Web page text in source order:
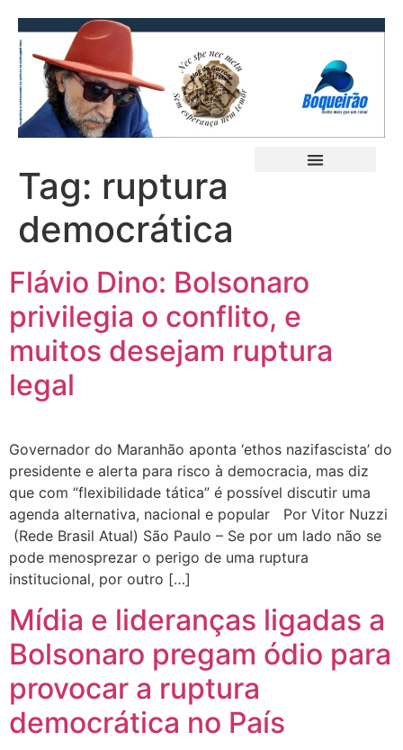
Tag: ruptura
democrática
Flávio Dino: Bolsonaro
privilegia o conflito, e
muitos desejam ruptura
legal
Governador do Maranhão aponta ‘ethos nazifascista’ do
presidente e alerta para risco à democracia, mas diz
que com “flexibilidade tática” é possível discutir uma
agenda alternativa, nacional e popular Por Vitor Nuzzi
(Rede Brasil Atual) São Paulo – Se por um lado não se
pode menosprezar o perigo de uma ruptura
institucional, por outro […]
Mídia e lideranças ligadas a
Bolsonaro pregam ódio para
provocar a ruptura
democrática no País